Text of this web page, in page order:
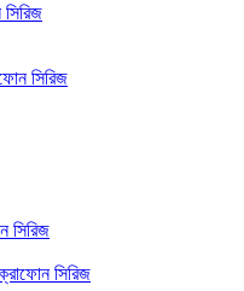
সিরিজ
সিরিজ
সিরিজ